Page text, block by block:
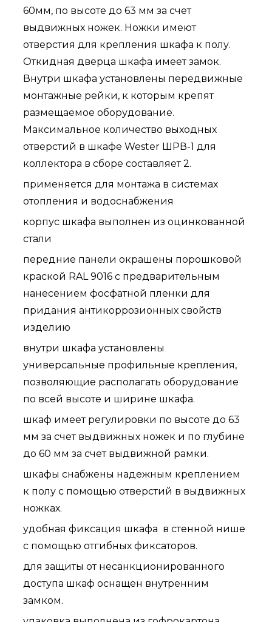
60мм, по высоте до 63 мм за счет
выдвижных ножек. Ножки имеют
отверстия для крепления шкафа к полу.
Откидная дверца шкафа имеет замок.
Внутри шкафа установлены передвижные
монтажные рейки, к которым крепят
размещаемое оборудование.
Максимальное количество выходных
отверстий в шкафе Wester ШРВ-1 для
коллектора в сборе составляет 2.
применяется для монтажа в системах
отопления и водоснабжения
корпус шкафа выполнен из оцинкованной
стали
передние панели окрашены порошковой
краской RAL 9016 с предварительным
нанесением фосфатной пленки для
придания антикоррозионных свойств
изделию
внутри шкафа установлены
универсальные профильные крепления,
позволяющие располагать оборудование
по всей высоте и ширине шкафа.
шкаф имеет регулировки по высоте до 63
мм за счет выдвижных ножек и по глубине
до 60 мм за счет выдвижной рамки.
шкафы снабжены надежным креплением
к полу с помощью отверстий в выдвижных
ножках.
удобная фиксация шкафа в стенной нише
с помощью отгибных фиксаторов.
для защиты от несанкционированного
доступа шкаф оснащен внутренним
замком.